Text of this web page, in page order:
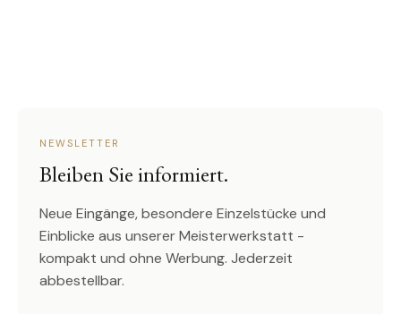
NEWSLETTER
Bleiben Sie informiert.
Neue Eingänge, besondere Einzelstücke und
Einblicke aus unserer Meisterwerkstatt -
kompakt und ohne Werbung. Jederzeit
abbestellbar.